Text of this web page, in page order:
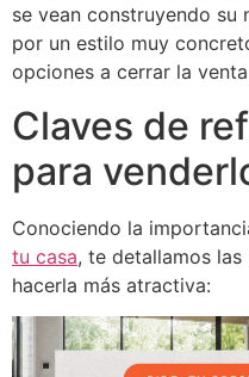
se vean construyendo su
por un estilo muy
opciones a cerrar la
Claves de
para
Conociendo la
tu casa, te detallamos
hacerla más atractiva: